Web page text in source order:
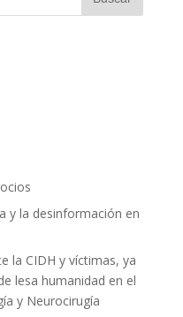
y la desinformación en
la CIDH y víctimas, ya
lesa humanidad en el
y Neurocirugía